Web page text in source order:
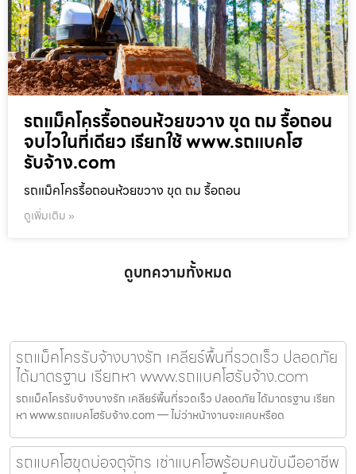
รถแม็คโครรื้อถอนห้วยขวาง ขุด ถม รื้อถอน
จบไวในที่เดียว เรียกใช้ www.รถแบคโฮ
รับจ้าง.com
รถแม็คโครรื้อถอนห้วยขวาง ขุด ถม รื้อถอน
ดูเพิ่มเติม »
ดูบทความทั้งหมด
รถแม็คโครรับจ้างบางรัก เคลียร์พื้นที่รวดเร็ว ปลอดภัย
ได้มาตรฐาน เรียกหา www.รถแบคโฮรับจ้าง.com
รถแม็คโครรับจ้างบางรัก เคลียร์พื้นที่รวดเร็ว ปลอดภัย ได้มาตรฐาน เรียก
หา www.รถแบคโฮรับจ้าง.com — ไม่ว่าหน้างานจะแคบหรือด
รถแบคโฮขุดบ่อจตุจักร เช่าแบคโฮพร้อมคนขับมืออาชีพ